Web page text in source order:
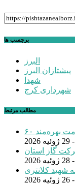
برچسب ها
البرز
پیشتازان البرز
شهدا
شهرداری کرج
مطالب مرتبط
۶۰ هزار البرزی از خدمات اردوهای جهادی سلامت بهره‌مند
گاز استان
از پایانه شهید کلانتری